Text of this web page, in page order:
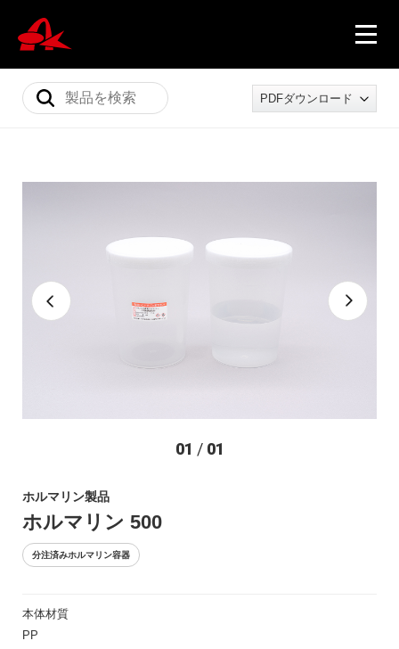
会社概要
PDFダウンロード
01 / 01
ホルマリン製品
ホルマリン 500
分注済みホルマリン容器
本体材質
PP